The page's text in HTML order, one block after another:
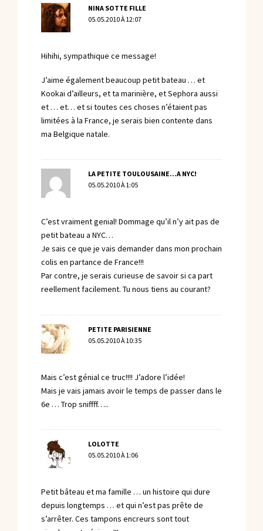
NINA SOTTE FILLE
05.05.2010 À 12:07
Hihihi, sympathique ce message!
J’aime également beaucoup petit bateau … et
Kookai d’ailleurs, et ta marinière, et Sephora aussi
et … et… et si toutes ces choses n’étaient pas
limitées à la France, je serais bien contente dans
ma Belgique natale.
LA PETITE TOULOUSAINE...A NYC!
05.05.2010 À 1:05
C’est vraiment genial! Dommage qu’il n’y ait pas de
petit bateau a NYC…
Je sais ce que je vais demander dans mon prochain
colis en partance de France!!!
Par contre, je serais curieuse de savoir si ca part
reellement facilement. Tu nous tiens au courant?
PETITE PARISIENNE
05.05.2010 À 10:35
Mais c’est génial ce truc!!!! J’adore l’idée!
Mais je vais jamais avoir le temps de passer dans le
6e … Trop sniffff…..
LOLOTTE
05.05.2010 À 1:06
Petit bâteau et ma famille … un histoire qui dure
depuis longtemps … et qui n’est pas prête de
s’arrêter. Ces tampons encreurs sont tout